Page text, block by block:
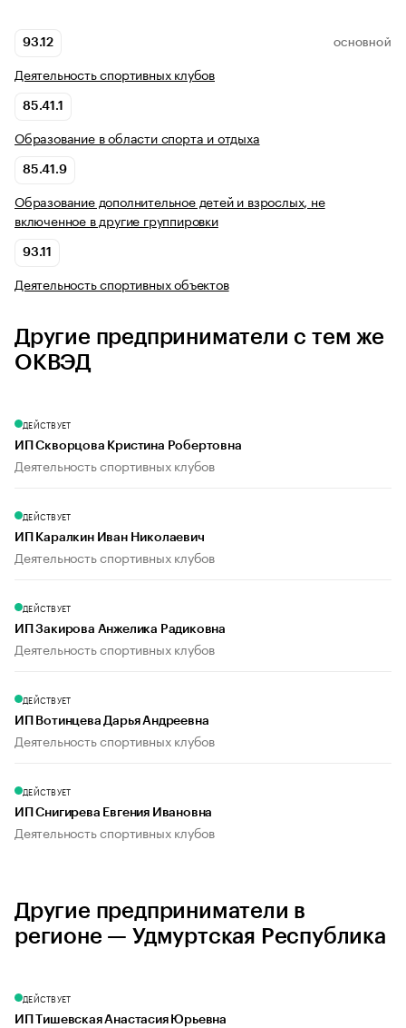
93.12 ОСНОВНОЙ
Деятельность спортивных клубов
85.41.1
Образование в области спорта и отдыха
85.41.9
Образование дополнительное детей и взрослых, не
включенное в другие группировки
93.11
Деятельность спортивных объектов
Другие предприниматели с тем же
ОКВЭД
ДЕЙСТВУЕТ
ИП Скворцова Кристина Робертовна
Деятельность спортивных клубов
ДЕЙСТВУЕТ
ИП Каралкин Иван Николаевич
Деятельность спортивных клубов
ДЕЙСТВУЕТ
ИП Закирова Анжелика Радиковна
Деятельность спортивных клубов
ДЕЙСТВУЕТ
ИП Вотинцева Дарья Андреевна
Деятельность спортивных клубов
ДЕЙСТВУЕТ
ИП Снигирева Евгения Ивановна
Деятельность спортивных клубов
Другие предприниматели в
регионе — Удмуртская Республика
ДЕЙСТВУЕТ
ИП Тишевская Анастасия Юрьевна